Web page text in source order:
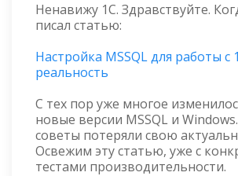
Ненавижу 1С. Здравствуйте.
писал статью:
Настройка MSSQL для работы
реальность
С тех пор уже многое
новые версии MSSQL и
советы потеряли свою
Освежим эту статью, уже с
тестами производительности.